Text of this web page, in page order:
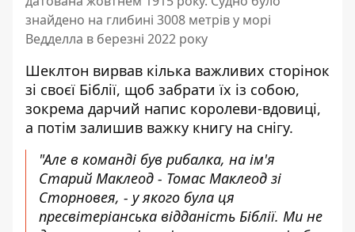
знайдено на глибині 3008 метрів у морі
Ведделла в березні 2022 року
Шеклтон вирвав кілька важливих сторінок
зі своєї Біблії, щоб забрати їх із собою,
зокрема дарчий напис королеви-вдовиці,
а потім залишив важку книгу на снігу.
"Але в команді був рибалка, на ім'я
Старий Маклеод - Томас Маклеод зі
Сторновея, - у якого була ця
пресвітеріанська відданість Біблії. Ми не